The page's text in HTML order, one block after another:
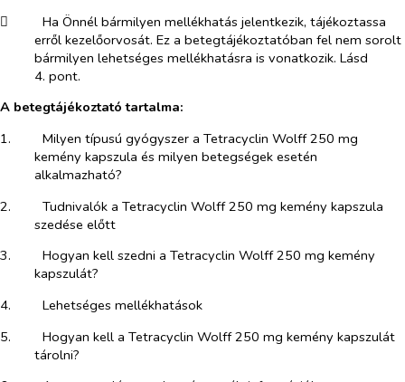
​
Ha Önnél bármilyen mellékhatás jelentkezik, tájékoztassa
erről kezelőorvosát. Ez a betegtájékoztatóban fel nem sorolt
bármilyen lehetséges mellékhatásra is vonatkozik. Lásd
4. pont.
A betegtájékoztató tartalma:
1.​
Milyen típusú gyógyszer a Tetracyclin Wolff 250 mg
kemény kapszula és milyen betegségek esetén
alkalmazható?
2.​
Tudnivalók a Tetracyclin Wolff 250 mg kemény kapszula
szedése előtt
3.​
Hogyan kell szedni a Tetracyclin Wolff 250 mg kemény
kapszulát?
4.​
Lehetséges mellékhatások
5.​
Hogyan kell a Tetracyclin Wolff 250 mg kemény kapszulát
tárolni?